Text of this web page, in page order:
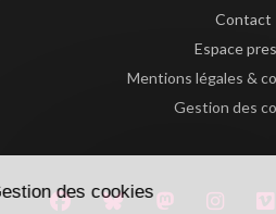
Contact
Espace
Mentions légales &
Gestion des
Gestion des cookies